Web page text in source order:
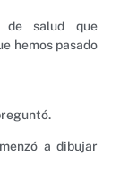
de salud que
hemos pasado
a dibujar